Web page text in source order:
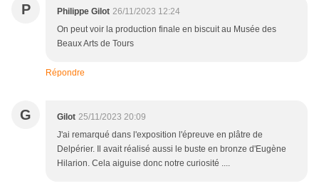
P Philippe Gilot 26/11/2023 12:24
On peut voir la production finale en biscuit au Musée des
Beaux Arts de Tours
Répondre
G Gilot 25/11/2023 20:09
J'ai remarqué dans l'exposition l'épreuve en plâtre de
Delpérier. Il avait réalisé aussi le buste en bronze d'Eugène
Hilarion. Cela aiguise donc notre curiosité ....